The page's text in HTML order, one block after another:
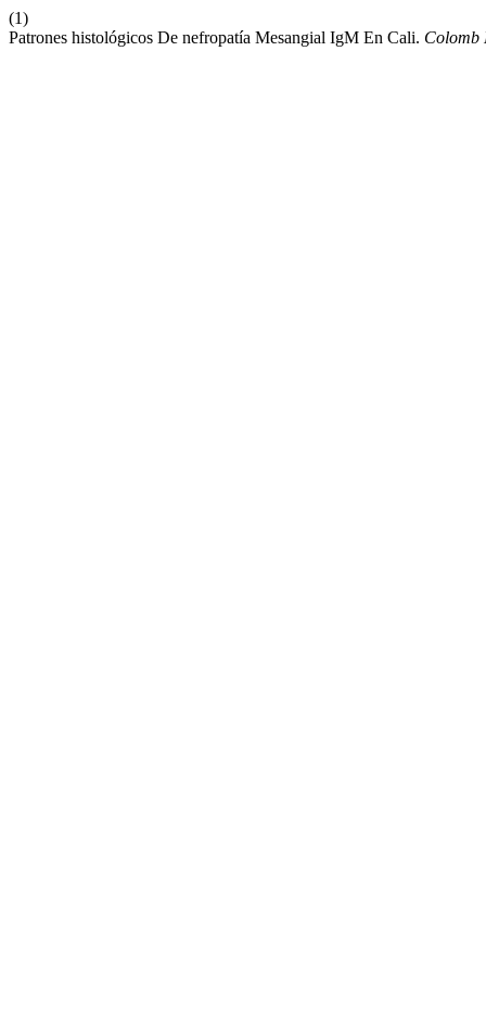
(1)
Patrones histológicos De nefropatía Mesangial IgM En Cali. Colomb